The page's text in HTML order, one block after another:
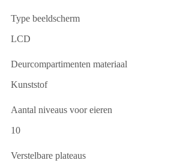
Type beeldscherm
LCD
Deurcompartimenten materiaal
Kunststof
Aantal niveaus voor eieren
10
Verstelbare plateaus